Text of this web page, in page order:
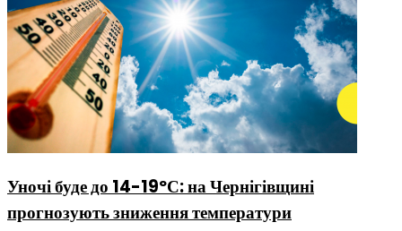
Уночі буде до 14-19ºС: на Чернігівщині
прогнозують зниження температури